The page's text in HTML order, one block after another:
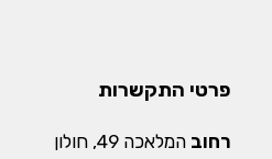
פרטי התקשרות
רחוב המלאכה 49, חולון